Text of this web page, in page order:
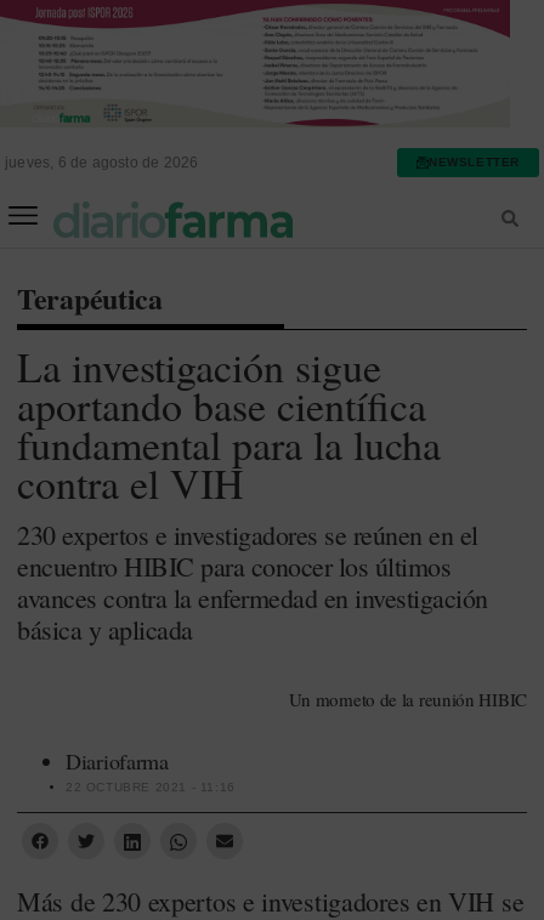
jueves, 6 de agosto de 2026 NEWSLETTER
Terapéutica
La investigación sigue
aportando base científica
fundamental para la lucha
contra el VIH
230 expertos e investigadores se reúnen en el
encuentro HIBIC para conocer los últimos
avances contra la enfermedad en investigación
básica y aplicada
Un mometo de la reunión HIBIC
Diariofarma
22 OCTUBRE 2021 - 11:16
Más de 230 expertos e investigadores en VIH se